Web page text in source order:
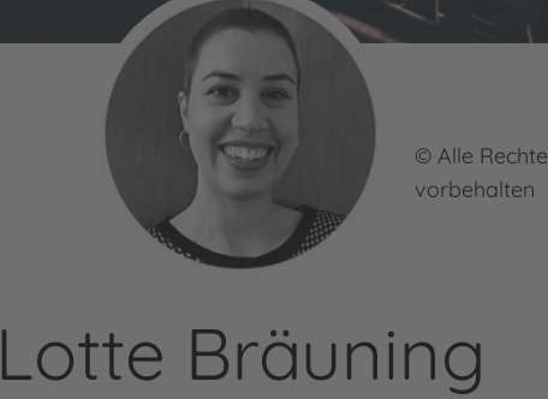
© Alle Rechte
vorbehalten
Lotte Bräuning